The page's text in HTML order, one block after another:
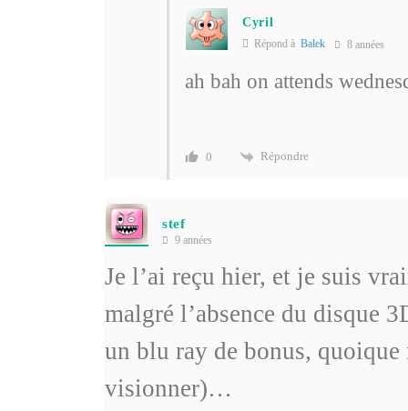
Cyril
Répond à Balek 8 années
ah bah on attends
0 Répondre
stef
9 années
Je l’ai reçu hier, et je suis
malgré l’absence du disque
un blu ray de bonus, quoique
visionner)…